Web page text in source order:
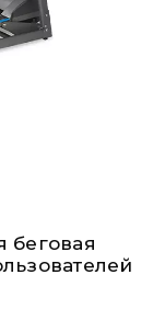
беговая